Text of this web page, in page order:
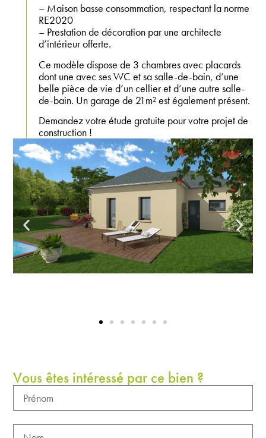
– Maison basse consommation, respectant la norme
RE2020
– Prestation de décoration par une architecte
d’intérieur offerte.
Ce modèle dispose de 3 chambres avec placards
dont une avec ses WC et sa salle-de-bain, d’une
belle pièce de vie d’un cellier et d’une autre salle-
de-bain. Un garage de 21m² est également présent.
Demandez votre étude gratuite pour votre projet de
construction !
Vous êtes intéressé par ce bien ?